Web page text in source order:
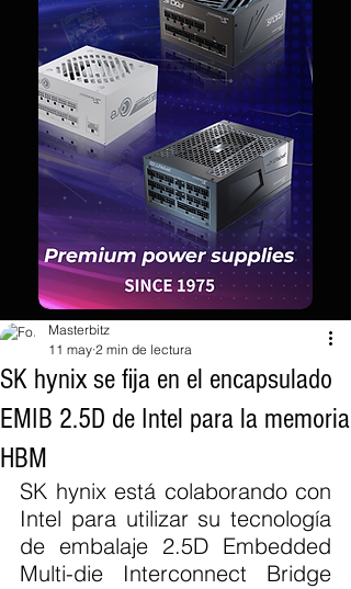
SK hynix se fija en el encapsulado
EMIB 2.5D de Intel para la memoria
HBM
Masterbitz
11 may 2 min de lectura
SK hynix está colaborando con
Intel para utilizar su tecnología
de embalaje 2.5D Embedded
Multi-die Interconnect Bridge